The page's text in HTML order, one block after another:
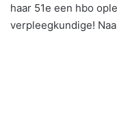
haar 51e een hbo
verpleegkundige!